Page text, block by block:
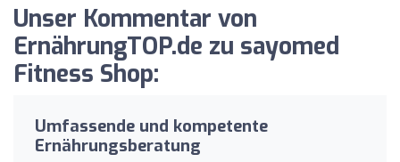
Unser Kommentar von
ErnährungTOP.de zu sayomed
Fitness Shop:
Umfassende und kompetente
Ernährungsberatung